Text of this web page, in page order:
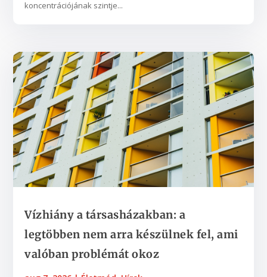
koncentrációjának szintje...
Vízhiány a társasházakban: a
legtöbben nem arra készülnek fel, ami
valóban problémát okoz